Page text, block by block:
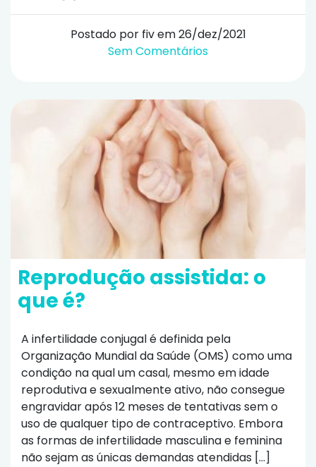
Postado por fiv em 26/dez/2021
Sem Comentários
Reprodução assistida: o
que é?
A infertilidade conjugal é definida pela
Organização Mundial da Saúde (OMS) como uma
condição na qual um casal, mesmo em idade
reprodutiva e sexualmente ativo, não consegue
engravidar após 12 meses de tentativas sem o
uso de qualquer tipo de contraceptivo. Embora
as formas de infertilidade masculina e feminina
não sejam as únicas demandas atendidas […]